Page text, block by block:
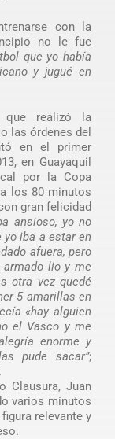
con la
no le fue
que yo había
y jugué en
que realizó la
las órdenes del
en el primer
en Guayaquil
por la Copa
los 80 minutos
gran felicidad
ansioso, yo no
yo iba a estar en
afuera, pero
lio y me
otra vez quedé
5 amarillas en
«hay alguien
el Vasco y me
enorme y
pude sacar”;
Clausura, Juan
varios minutos
relevante y